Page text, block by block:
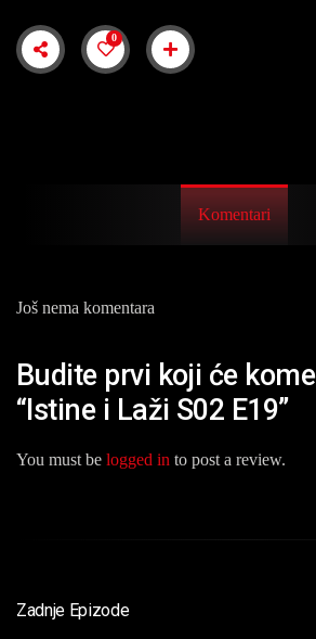
0
Komentari
Još nema komentara
Budite prvi koji će
“Istine i Laži S02 E19”
You must be logged in to post a review.
Zadnje Epizode